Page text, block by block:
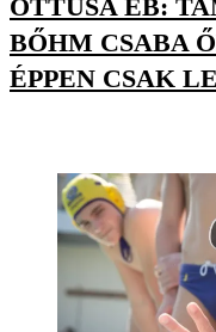
ÖTTUSA EB:
BŐHM CSABA
ÉPPEN CSAK